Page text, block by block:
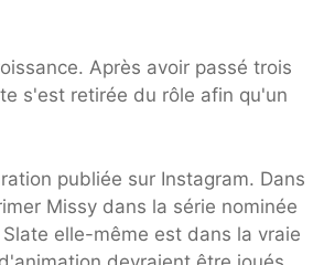
Après avoir passé trois
s'est retirée du rôle afin qu'un
publiée sur Instagram. Dans
Missy dans la série nominée
elle-même est dans la vraie